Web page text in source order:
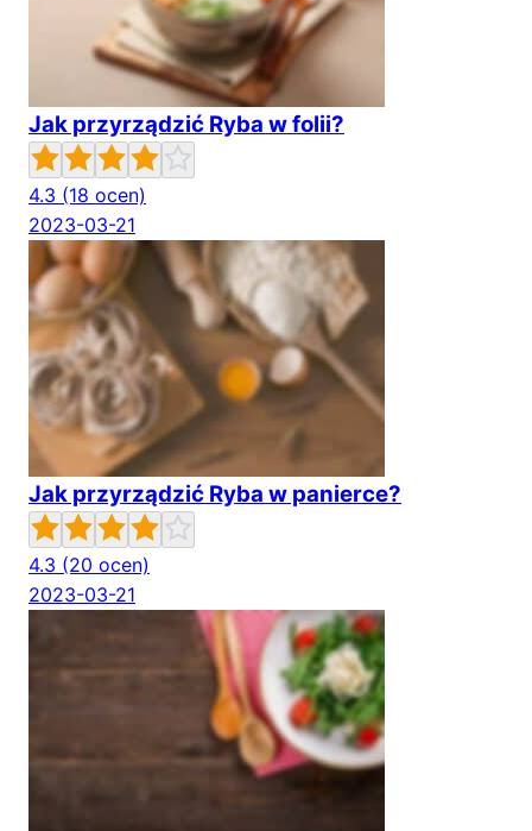
Jak przyrządzić Ryba w folii?
4.3 (18 ocen)
2023-03-21
Jak przyrządzić Ryba w panierce?
4.3 (20 ocen)
2023-03-21